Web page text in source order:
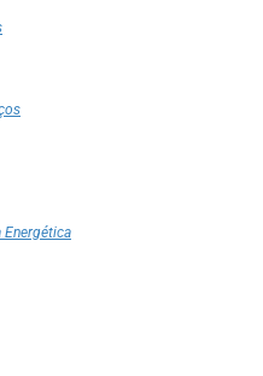
Energética